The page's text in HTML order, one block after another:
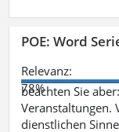
POE: Word
Relevanz:
78%
beachten Sie
Veranstaltungen.
dienstlichen